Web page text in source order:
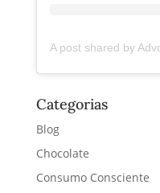
Categorias
Blog
Chocolate
Consumo Consciente